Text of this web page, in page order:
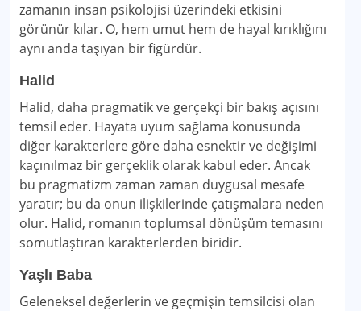
zamanın insan psikolojisi üzerindeki etkisini
görünür kılar. O, hem umut hem de hayal kırıklığını
aynı anda taşıyan bir figürdür.
Halid
Halid, daha pragmatik ve gerçekçi bir bakış açısını
temsil eder. Hayata uyum sağlama konusunda
diğer karakterlere göre daha esnektir ve değişimi
kaçınılmaz bir gerçeklik olarak kabul eder. Ancak
bu pragmatizm zaman zaman duygusal mesafe
yaratır; bu da onun ilişkilerinde çatışmalara neden
olur. Halid, romanın toplumsal dönüşüm temasını
somutlaştıran karakterlerden biridir.
Yaşlı Baba
Geleneksel değerlerin ve geçmişin temsilcisi olan